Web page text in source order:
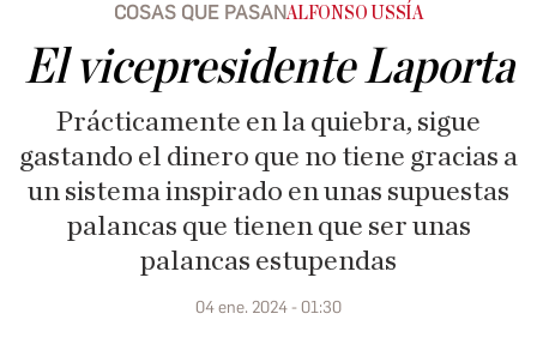
COSAS QUE PASANALFONSO USSÍA
El vicepresidente Laporta
Prácticamente en la quiebra, sigue
gastando el dinero que no tiene gracias a
un sistema inspirado en unas supuestas
palancas que tienen que ser unas
palancas estupendas
04 ene. 2024 - 01:30